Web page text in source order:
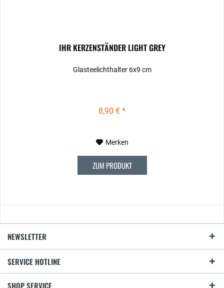
IHR KERZENSTÄNDER LIGHT GREY
Glasteelichthalter 6x9 cm
8,90 € *
Merken
ZUM PRODUKT
NEWSLETTER
SERVICE HOTLINE
SHOP SERVICE